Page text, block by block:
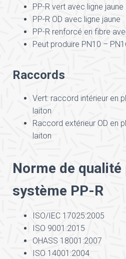
PP-R vert avec ligne jaune
PP-R OD avec ligne jaune
PP-R renforcé en fibre
Peut produire PN10 –
Raccords
Vert: raccord intérieur en
laiton
Raccord extérieur OD en
laiton
Norme de qualité
système PP-R
ISO/IEC 17025:2005
ISO 9001:2015
OHASS 18001:2007
ISO 14001:2004